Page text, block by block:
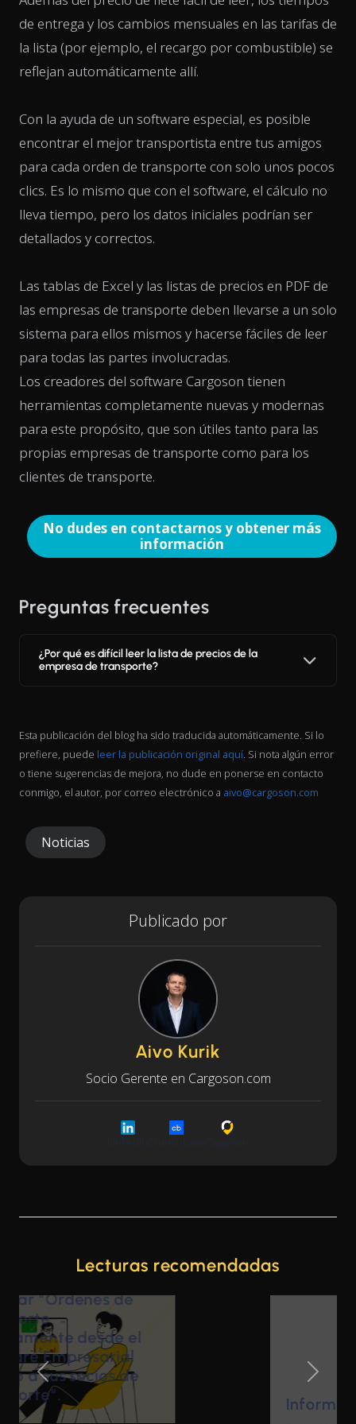
de entrega y los cambios mensuales en las tarifas de
la lista (por ejemplo, el recargo por combustible) se
reflejan automáticamente allí.
Con la ayuda de un software especial, es posible
encontrar el mejor transportista entre tus amigos
para cada orden de transporte con solo unos pocos
clics. Es lo mismo que con el software, el cálculo no
lleva tiempo, pero los datos iniciales podrían ser
detallados y correctos.
Las tablas de Excel y las listas de precios en PDF de
las empresas de transporte deben llevarse a un solo
sistema para ellos mismos y hacerse fáciles de leer
para todas las partes involucradas.
Los creadores del software Cargoson tienen
herramientas completamente nuevas y modernas
para este propósito, que son útiles tanto para las
propias empresas de transporte como para los
clientes de transporte.
No dudes en contactarnos y obtener más
información
Preguntas frecuentes
¿Por qué es difícil leer la lista de precios de la
empresa de transporte?
Esta publicación del blog ha sido traducida automáticamente. Si lo
prefiere, puede leer la publicación original aquí. Si nota algún error
o tiene sugerencias de mejora, no dude en ponerse en contacto
conmigo, el autor, por correo electrónico a aivo@cargoson.com
Noticias
Publicado por
Aivo Kurik
Socio Gerente en Cargoson.com
Lecturas recomendadas
Informes ESG 2026
Previous Slide Next